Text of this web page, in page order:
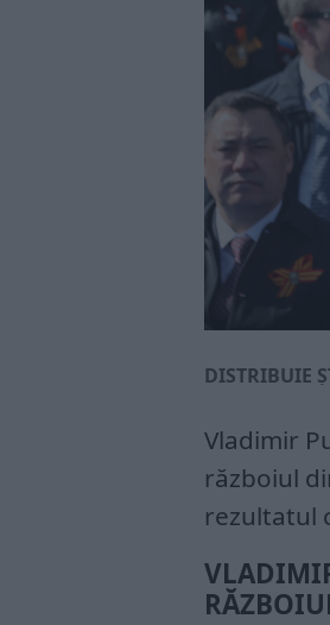
DISTRIBUIE
Vladimir
războiul
rezultatul